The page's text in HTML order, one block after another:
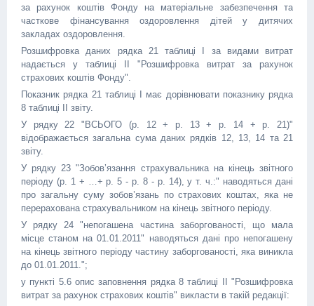
за рахунок коштів Фонду на матеріальне забезпечення та
часткове фінансування оздоровлення дітей у дитячих
закладах оздоровлення.
Розшифровка даних рядка 21 таблиці I за видами витрат
надається у таблиці II "Розшифровка витрат за рахунок
страхових коштів Фонду".
Показник рядка 21 таблиці I має дорівнювати показнику рядка
8 таблиці II звіту.
У рядку 22 "ВСЬОГО (р. 12 + р. 13 + р. 14 + р. 21)"
відображається загальна сума даних рядків 12, 13, 14 та 21
звіту.
У рядку 23 "Зобов’язання страхувальника на кінець звітного
періоду (р. 1 + …+ р. 5 - р. 8 - р. 14), у т. ч.:" наводяться дані
про загальну суму зобов’язань по страхових коштах, яка не
перерахована страхувальником на кінець звітного періоду.
У рядку 24 "непогашена частина заборгованості, що мала
місце станом на 01.01.2011" наводяться дані про непогашену
на кінець звітного періоду частину заборгованості, яка виникла
до 01.01.2011.";
у пункті 5.6 опис заповнення рядка 8 таблиці II "Розшифровка
витрат за рахунок страхових коштів" викласти в такій редакції: